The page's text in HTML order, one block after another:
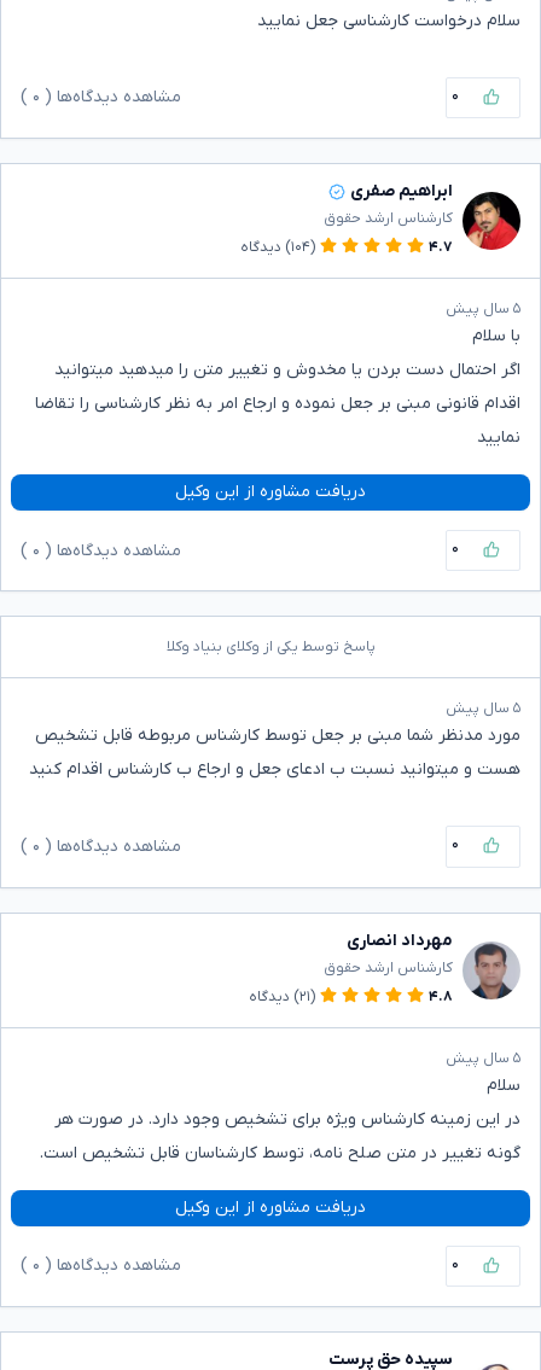
سلام درخواست کارشناسی جعل نمایید
۰ مشاهده دیدگاه‌ها ( ۰
ابراهیم صفری
کارشناس ارشد حقوق
۴.۷
(۱۰۴) دیدگاه
۵ سال پیش
با سلام
اگر احتمال دست بردن یا مخدوش و تغییر متن را میدهید میتوانید
اقدام قانونی مبنی بر جعل نموده و ارجاع امر به نظر کارشناسی را تقاضا
نمایید
دریافت مشاوره از این وکیل
۰ مشاهده دیدگاه‌ها ( ۰
پاسخ توسط یکی از وکلای بنیاد وکلا
۵ سال پیش
مورد مدنظر شما مبنی بر جعل توسط کارشناس مربوطه قابل تشخیص
هست و میتوانید نسبت ب ادعای جعل و ارجاع ب کارشناس اقدام کنید
۰ مشاهده دیدگاه‌ها ( ۰
مهرداد انصاری
کارشناس ارشد حقوق
۴.۸
(۲۱) دیدگاه
۵ سال پیش
سلام
در این زمینه کارشناس ویژه برای تشخیص وجود دارد. در صورت هر
گونه تغییر در متن صلح نامه، توسط کارشناسان قابل تشخیص است.
دریافت مشاوره از این وکیل
۰ مشاهده دیدگاه‌ها ( ۰
سپیده حق پرست